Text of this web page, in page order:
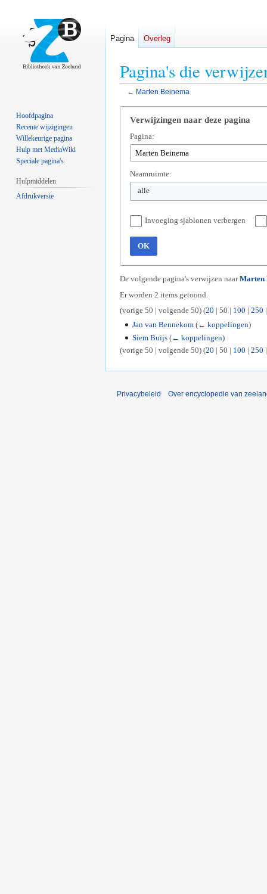
Pagina's die
← Marten Beinema
navigatie
springen
zoeken
springen
Verwijzingen naar deze pagina
Pagina:
Naamruimte:
alle
Invoeging sjablonen verbergen
OK
De volgende pagina's verwijzen naarMarten
Er worden 2 items getoond.
(vorige 50 | volgende 50) (20 | 50 | 100 | 250
Jan van Bennekom (← koppelingen)
Siem Buijs (← koppelingen)
(vorige 50 | volgende 50) (20 | 50 | 100 | 250
Pagina Overleg
Hoofdpagina
Recente wijzigingen
Willekeurige pagina
Hulp met MediaWiki
Speciale pagina's
Hulpmiddelen
Afdrukversie
Privacybeleid Over encyclopedie van